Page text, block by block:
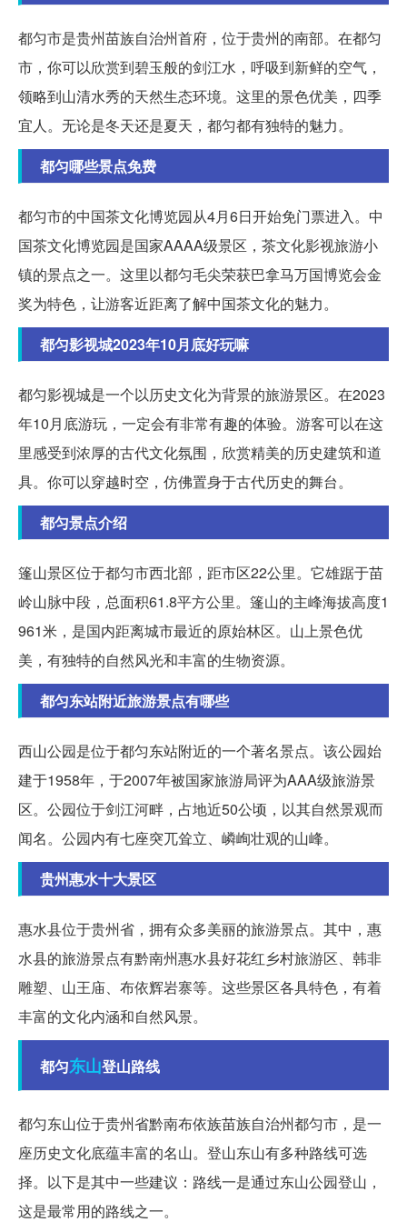
都匀市是贵州苗族自治州首府，位于贵州的南部。在都匀
市，你可以欣赏到碧玉般的剑江水，呼吸到新鲜的空气，
领略到山清水秀的天然生态环境。这里的景色优美，四季
宜人。无论是冬天还是夏天，都匀都有独特的魅力。
都匀哪些景点免费
都匀市的中国茶文化博览园从4月6日开始免门票进入。中
国茶文化博览园是国家AAAA级景区，茶文化影视旅游小
镇的景点之一。这里以都匀毛尖荣获巴拿马万国博览会金
奖为特色，让游客近距离了解中国茶文化的魅力。
都匀影视城2023年10月底好玩嘛
都匀影视城是一个以历史文化为背景的旅游景区。在2023
年10月底游玩，一定会有非常有趣的体验。游客可以在这
里感受到浓厚的古代文化氛围，欣赏精美的历史建筑和道
具。你可以穿越时空，仿佛置身于古代历史的舞台。
都匀景点介绍
篷山景区位于都匀市西北部，距市区22公里。它雄踞于苗
岭山脉中段，总面积61.8平方公里。篷山的主峰海拔高度1
961米，是国内距离城市最近的原始林区。山上景色优
美，有独特的自然风光和丰富的生物资源。
都匀东站附近旅游景点有哪些
西山公园是位于都匀东站附近的一个著名景点。该公园始
建于1958年，于2007年被国家旅游局评为AAA级旅游景
区。公园位于剑江河畔，占地近50公顷，以其自然景观而
闻名。公园内有七座突兀耸立、嶙峋壮观的山峰。
贵州惠水十大景区
惠水县位于贵州省，拥有众多美丽的旅游景点。其中，惠
水县的旅游景点有黔南州惠水县好花红乡村旅游区、韩非
雕塑、山王庙、布依辉岩寨等。这些景区各具特色，有着
丰富的文化内涵和自然风景。
都匀东山登山路线
都匀东山位于贵州省黔南布依族苗族自治州都匀市，是一
座历史文化底蕴丰富的名山。登山东山有多种路线可选
择。以下是其中一些建议：路线一是通过东山公园登山，
这是最常用的路线之一。